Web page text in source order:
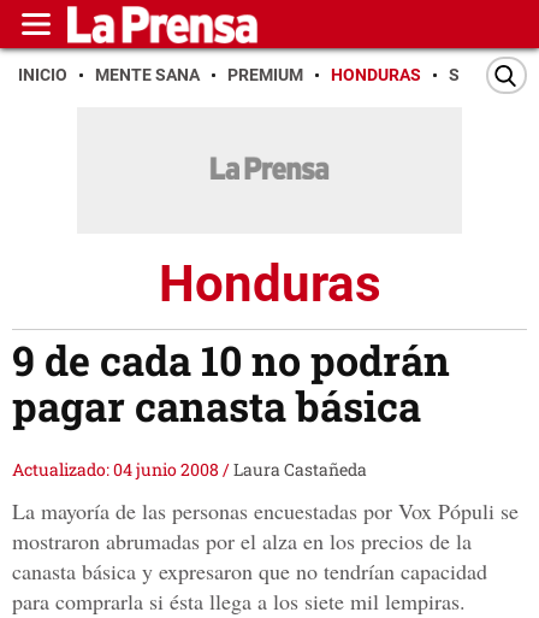
INICIO MENTE SANA PREMIUM HONDURAS SAN PEDRO
Honduras
9 de cada 10 no podrán
pagar canasta básica
Actualizado: 04 junio 2008 /Laura Castañeda
La mayoría de las personas encuestadas por Vox Pópuli se
mostraron abrumadas por el alza en los precios de la
canasta básica y expresaron que no tendrían capacidad
para comprarla si ésta llega a los siete mil lempiras.